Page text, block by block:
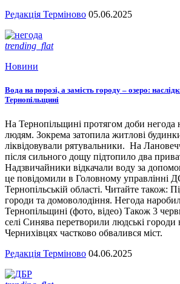
Редакція Терміново 05.06.2025
trending_flat
Новини
Вода на порозі, а замість городу – озеро:
Тернопільщині
На Тернопільщині протягом доби негода
людям. Зокрема затопила житлові
ліквідовували рятувальники. На
після сильного дощу підтопило два
Надзвичайники відкачали воду за
це повідомили в Головному управлінні
Тернопільській області. Читайте також:
городи та домоволодіння. Негода
Тернопільщині (фото, відео) Також 3
селі Синява перетворили людські городи
Чернихівцях частково обвалився міст.
Редакція Терміново 04.06.2025